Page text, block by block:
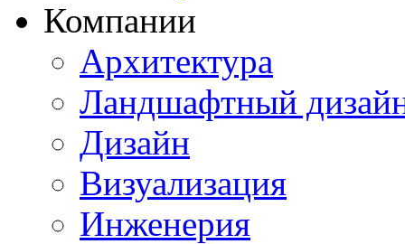
Компании
Архитектура
Ландшафтный
Дизайн
Визуализация
Инженерия